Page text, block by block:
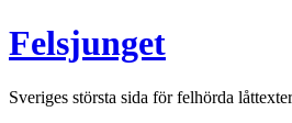
Felsjunget
Sveriges största sida för felhörda låttexter